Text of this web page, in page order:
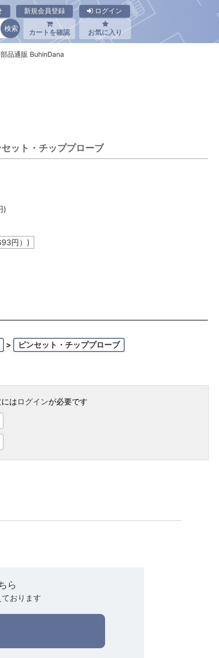
新規会員登録 ログイン
カートを確認 お気に入り
品通販 BuhinDana
ット・チッププローブ
)
円）)
> ピンセット・チッププローブ
はログインが必要です
ら
おります